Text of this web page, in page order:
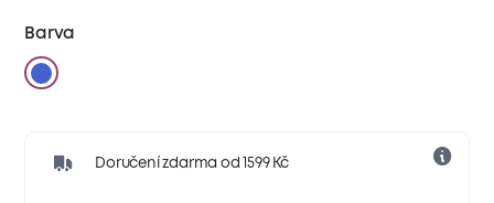
Barva
Doručení zdarma od 1599 Kč